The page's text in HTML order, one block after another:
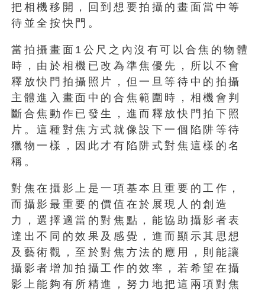
把相機移開，回到想要拍攝的畫面當中等
待並全按快門。
當拍攝畫面1公尺之內沒有可以合焦的物體
時，由於相機已改為準焦優先，所以不會
釋放快門拍攝照片，但一旦等待中的拍攝
主體進入畫面中的合焦範圍時，相機會判
斷合焦動作已發生，進而釋放快門拍下照
片。這種對焦方式就像設下一個陷阱等待
獵物一樣，因此才有陷阱式對焦這樣的名
稱。
對焦在攝影上是一項基本且重要的工作，
而攝影最重要的價值在於展現人的創造
力，選擇適當的對焦點，能協助攝影者表
達出不同的效果及感覺，進而顯示其思想
及藝術觀，至於對焦方法的應用，則能讓
攝影者增加拍攝工作的效率，若希望在攝
影上能夠有所精進，努力地把這兩項對焦